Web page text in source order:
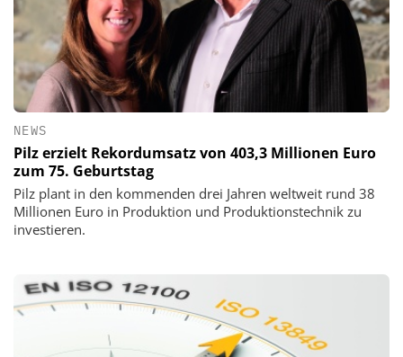
NEWS
Pilz erzielt Rekordumsatz von 403,3 Millionen Euro
zum 75. Geburtstag
Pilz plant in den kommenden drei Jahren weltweit rund 38
Millionen Euro in Produktion und Produktionstechnik zu
investieren.